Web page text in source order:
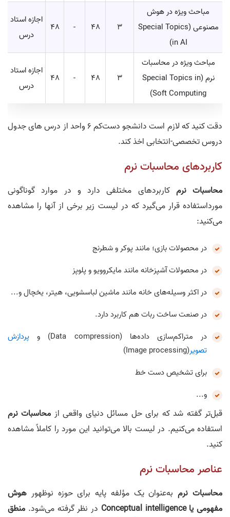
مباحث ویژه در هوش
مصنوعی (Special Topics
in AI)
3
48
-
48
اجازه استاد
درس
مباحث ویژه در محاسبات
نرم (Special Topics in
Soft Computing)
3
48
-
48
اجازه استاد
درس
دقت کنید که لازم است دانشجو دست‌کم 6 واحد از درس های جدول
دروس تخصصی-انتخابی اخذ کند.
کاربردهای محاسبات نرم
محاسبات نرم کاربردهای مختلفی دارد و در موارد گوناگونی
مورداستفاده قرار می‌گیرد که در لیست زیر برخی از آنها را مشاهده
می‌کنید:
در محصولات بازی؛ مانند پوکر و شطرنج
در محصولات آشپزخانه مانند مایکروویو و پلوپز
در اکثر وسیله‌های خانه مانند ماشین لباسشویی، هیتر، یخچال و...
در صنعت ساخت ربات هم کاربرد دارد.
در متراکم‌سازی داده‌ها (Data compression) و
پردازش
تصویر(Image processing)
برای تشخیص دست خط
و...
قبل‌تر گفته شد که برای حل مسائل دنیای واقعی از محاسبات نرم
استفاده می‌کنیم. در لیست بالا می‌توانید این مورد را کاملاً مشاهده
کنید.
عناصر محاسبات نرم
محاسبات نرمبه‌عنوان یک مؤلفه پایه برای حوزه نوظهور هوش
مفهومی یاConceptual intelligence در نظر گرفته می‌شود. منطق